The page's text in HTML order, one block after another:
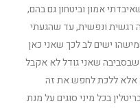
אמון וביטחון גם בהם,
רגשית ונפשית, עד שהגעתי
ישים לב לכך שאני כאן
שאני גודל לא אקבל
אלא ללכת לחפש את זה
בכל מיני סוגים על מנת